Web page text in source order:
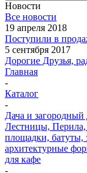
Новости
Все новости
19 апреля 2018
Поступили в
5 сентября 2017
Дорогие Друзья,
Главная
-
Каталог
-
Дача и загородный
Лестницы,
площадки, батуты,
архитектурные
для кафе
-